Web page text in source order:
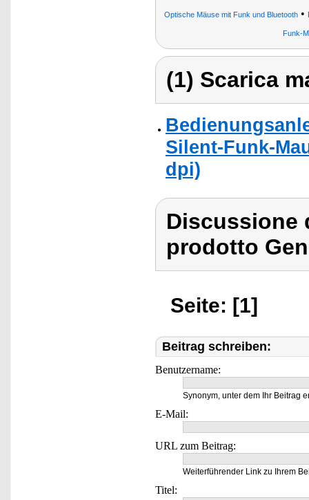
Optische Mäuse mit Funk und Bluetooth•
Funk-
(1) Scarica
Silent-Funk-
dpi)
Discussione
prodotto
Seite: [1]
Beitrag schreiben:
Benutzername:
Synonym, unter dem Ihr Beitrag
E-Mail:
URL zum Beitrag:
Weiterführender Link zu Ihrem
Titel: